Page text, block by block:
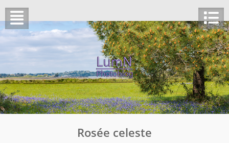
content
Rosée celeste